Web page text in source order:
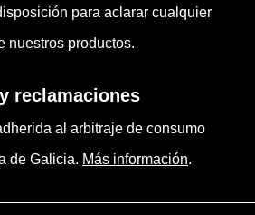
para aclarar cualquier
nuestros productos.
reclamaciones
al arbitraje de consumo
de Galicia. Más información.